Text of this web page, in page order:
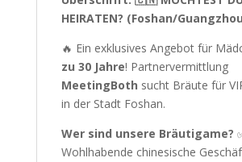
HEIRATEN? (Foshan/
🔥 Ein exklusives Angebot für
zu 30 Jahre! Partnervermittlung
MeetingBoth sucht Bräute für
in der Stadt Foshan.
Wer sind unsere Bräutigame?
Wohlhabende chinesische